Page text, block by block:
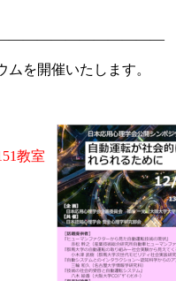
を開催いたします。
教室